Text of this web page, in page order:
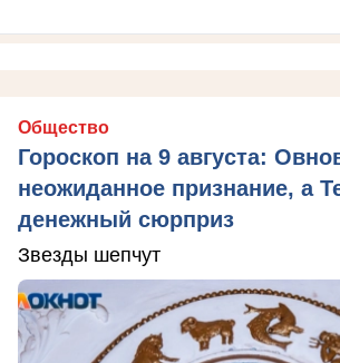
Общество
Гороскоп на 9 августа:
неожиданное признание, а
денежный сюрприз
Звезды шепчут